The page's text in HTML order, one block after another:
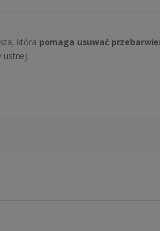
która pomaga usuwać
ustnej.